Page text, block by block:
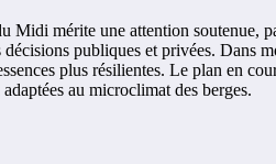
Midi mérite une attention soutenue,
publiques et privées. Dans
plus résilientes. Le plan en
au microclimat des berges.